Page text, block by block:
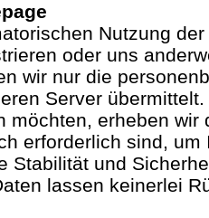
Nutzung
oder uns
wir nur die
Server
möchten, erheben wir
erforderlich sind, um
Stabilität und
lassen keinerlei